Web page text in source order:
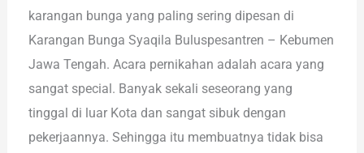
karangan bunga yang paling sering dipesan di
Karangan Bunga Syaqila Buluspesantren – Kebumen
Jawa Tengah. Acara pernikahan adalah acara yang
sangat special. Banyak sekali seseorang yang
tinggal di luar Kota dan sangat sibuk dengan
pekerjaannya. Sehingga itu membuatnya tidak bisa